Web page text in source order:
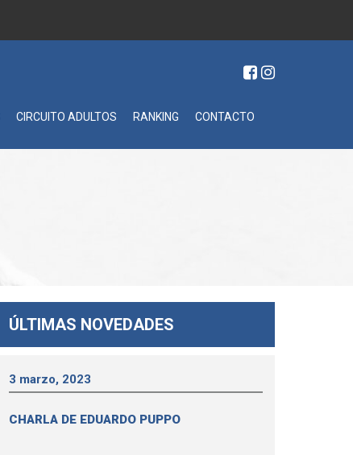
CIRCUITO ADULTOS RANKING CONTACTO
ÚLTIMAS NOVEDADES
3 marzo, 2023
CHARLA DE EDUARDO PUPPO